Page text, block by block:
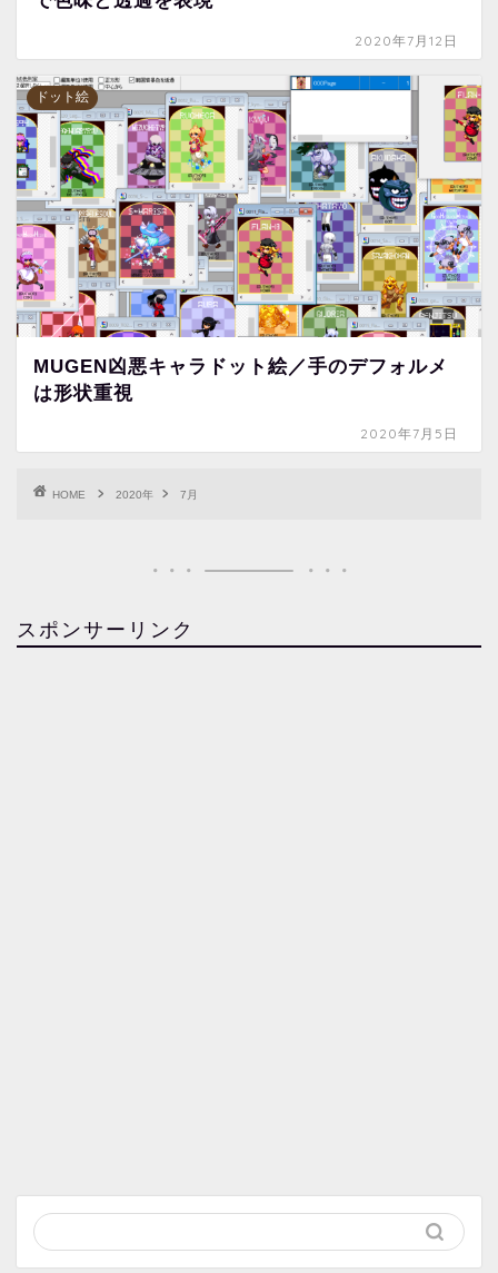
2020年7月12日
ドット絵
MUGEN凶悪キャラドット絵／手のデフォルメ
は形状重視
2020年7月5日
HOME 2020年 7月
スポンサーリンク